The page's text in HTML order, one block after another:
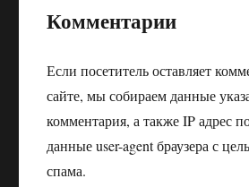
Комментарии
Если посетитель оставляет
сайте, мы собираем данные
комментария, а также IP адрес
данные user-agent браузера с
спама.